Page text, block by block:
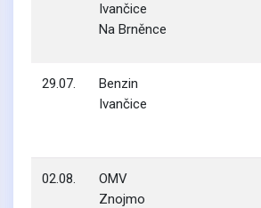
Ivančice
Na Brněnce
29.07.
Benzin
Ivančice
02.08.
OMV
Znojmo